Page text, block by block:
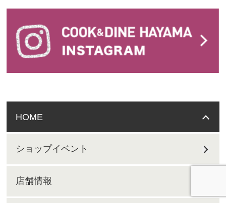
HOME
ショップイベント
店舗情報